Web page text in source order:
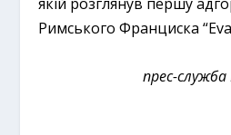
Римського Франциска
прес-служба